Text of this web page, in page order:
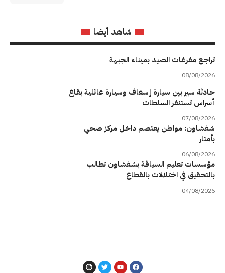
شاهد أيضا
تراجع مفرغات الصيد بميناء الجبهة
08/08/2026
حادثة سير بين سيارة إسعاف وسيارة عائلية بقاع
أسراس تستنفر السلطات
07/08/2026
شفشاون: مواطن يعتصم داخل مركز صحي
بأمتار
06/08/2026
مؤسسات تعليم السياقة بشفشاون تطالب
بالتحقيق في اختلالات بالقطاع
04/08/2026